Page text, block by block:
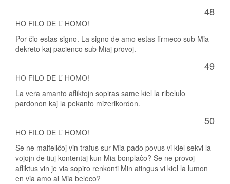
48
HO FILO DE L’ HOMO!
Por ĉio estas signo. La signo de amo estas firmeco sub Mia
dekreto kaj pacienco sub Miaj provoj.
49
HO FILO DE L’ HOMO!
La vera amanto afliktojn sopiras same kiel la ribelulo
pardonon kaj la pekanto mizerikordon.
50
HO FILO DE L’ HOMO!
Se ne malfeliĉoj vin trafus sur Mia pado povus vi kiel sekvi la
vojojn de tiuj kontentaj kun Mia bonplaĉo? Se ne provoj
afliktus vin je via sopiro renkonti Min atingus vi kiel la lumon
en via amo al Mia beleco?